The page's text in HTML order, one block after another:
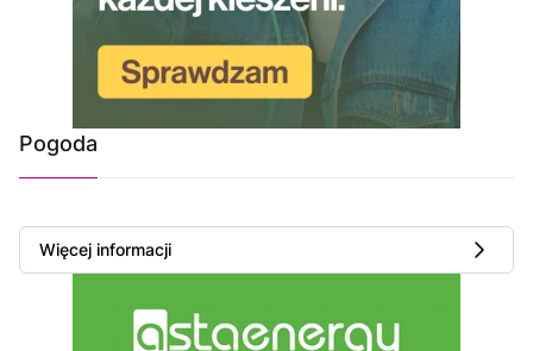
Pogoda
Więcej informacji